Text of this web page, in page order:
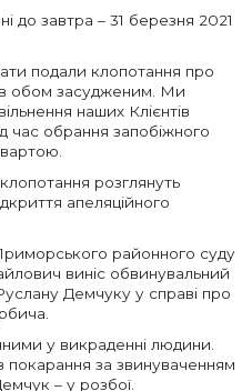
до завтра – 31 березня 2021
подали клопотання про
обом засудженим. Ми
наших Клієнтів
час обрання запобіжного
вартою.
розглянуть
апеляційного
районного суду
виніс обвинувальний
Демчуку у справі про
у викраденні людини.
за звинуваченням
– у розбої.